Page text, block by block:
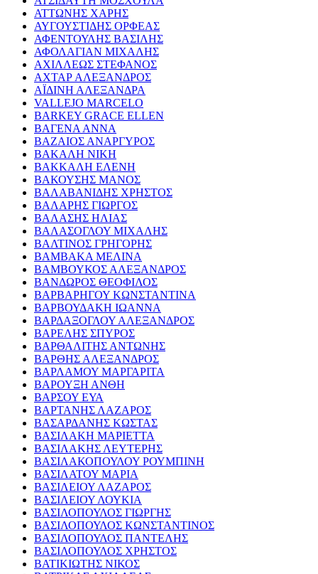
ΑΤΤΩΝΗΣ ΧΑΡΗΣ
ΑΥΓΟΥΣΤΙΔΗΣ ΟΡΦΕΑΣ
ΑΦΕΝΤΟΥΛΗΣ ΒΑΣΙΛΗΣ
ΑΦΟΛΑΓΙΑΝ ΜΙΧΑΛΗΣ
ΑΧΙΛΛΕΩΣ ΣΤΕΦΑΝΟΣ
ΑΧΤΑΡ ΑΛΕΞΑΝΔΡΟΣ
ΑΪΔΙΝΗ ΑΛΕΞΑΝΔΡΑ
VALLEJO MARCELO
BARKEY GRACE ELLEN
ΒΑΓΕΝΑ ΑΝΝΑ
ΒΑΖΑΙΟΣ ΑΝΑΡΓΥΡΟΣ
ΒΑΚΑΛΗ ΝΙΚΗ
ΒΑΚΚΑΛΗ ΕΛΕΝΗ
ΒΑΚΟΥΣΗΣ ΜΑΝΟΣ
ΒΑΛΑΒΑΝΙΔΗΣ ΧΡΗΣΤΟΣ
ΒΑΛΑΡΗΣ ΓΙΩΡΓΟΣ
ΒΑΛΑΣΗΣ ΗΛΙΑΣ
ΒΑΛΑΣΟΓΛΟΥ ΜΙΧΑΛΗΣ
ΒΑΛΤΙΝΟΣ ΓΡΗΓΟΡΗΣ
ΒΑΜΒΑΚΑ ΜΕΛΙΝΑ
ΒΑΜΒΟΥΚΟΣ ΑΛΕΞΑΝΔΡΟΣ
ΒΑΝΔΩΡΟΣ ΘΕΟΦΙΛΟΣ
ΒΑΡΒΑΡΗΓΟΥ ΚΩΝΣΤΑΝΤΙΝΑ
ΒΑΡΒΟΥΔΑΚΗ ΙΩΑΝΝΑ
ΒΑΡΔΑΞΟΓΛΟΥ ΑΛΕΞΑΝΔΡΟΣ
ΒΑΡΕΛΗΣ ΣΠΥΡΟΣ
ΒΑΡΘΑΛΙΤΗΣ ΑΝΤΩΝΗΣ
ΒΑΡΘΗΣ ΑΛΕΞΑΝΔΡΟΣ
ΒΑΡΛΑΜΟΥ ΜΑΡΓΑΡΙΤΑ
ΒΑΡΟΥΞΗ ΑΝΘΗ
ΒΑΡΣΟΥ ΕΥΑ
ΒΑΡΤΑΝΗΣ ΛΑΖΑΡΟΣ
ΒΑΣΑΡΔΑΝΗΣ ΚΩΣΤΑΣ
ΒΑΣΙΛΑΚΗ ΜΑΡΙΕΤΤΑ
ΒΑΣΙΛΑΚΗΣ ΛΕΥΤΕΡΗΣ
ΒΑΣΙΛΑΚΟΠΟΥΛΟΥ ΡΟΥΜΠΙΝΗ
ΒΑΣΙΛΑΤΟΥ ΜΑΡΙΑ
ΒΑΣΙΛΕΙΟΥ ΛΑΖΑΡΟΣ
ΒΑΣΙΛΕΙΟΥ ΛΟΥΚΙΑ
ΒΑΣΙΛΟΠΟΥΛΟΣ ΓΙΩΡΓΗΣ
ΒΑΣΙΛΟΠΟΥΛΟΣ ΚΩΝΣΤΑΝΤΙΝΟΣ
ΒΑΣΙΛΟΠΟΥΛΟΣ ΠΑΝΤΕΛΗΣ
ΒΑΣΙΛΟΠΟΥΛΟΣ ΧΡΗΣΤΟΣ
ΒΑΤΙΚΙΩΤΗΣ ΝΙΚΟΣ